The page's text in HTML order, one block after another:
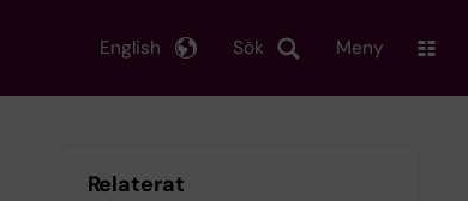
Sök
English Meny
Relaterat